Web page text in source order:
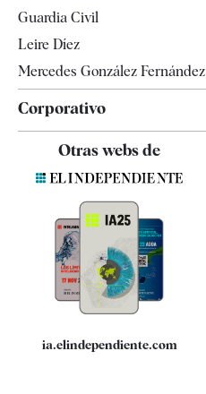
Guardia Civil
Leire Díez
Mercedes González Fernández
Corporativo
Quiénes somos
Especificaciones
Otras webs de
ia.elindependiente.com